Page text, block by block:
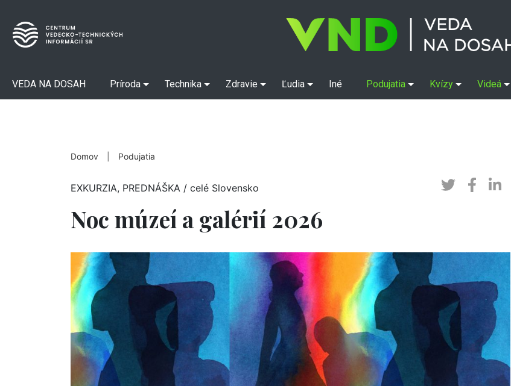
VEDA NA DOSAH Príroda Technika Zdravie Ľudia Iné Podujatia Kvízy Videá
Domov Podujatia
EXKURZIA, PREDNÁŠKA / celé Slovensko
Noc múzeí a galérií 2026